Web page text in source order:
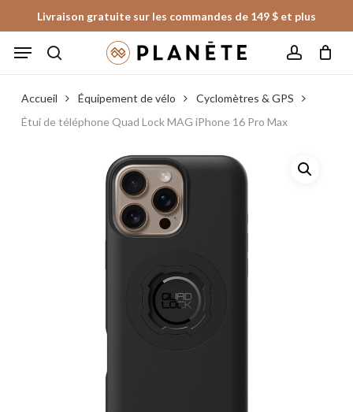
to
main
Livraison gratuite sur les commandes de 149 $ et plus
Menu
Fermer
le
panier
Accueil Équipement de vélo
Cyclomètres & GPS
Étui de téléphone Quad Lock MAG iPhone 16 Pro Max